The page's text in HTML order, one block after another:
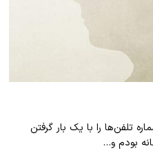
تلفن‌ها را با یک بار گرفتن
بودم و…